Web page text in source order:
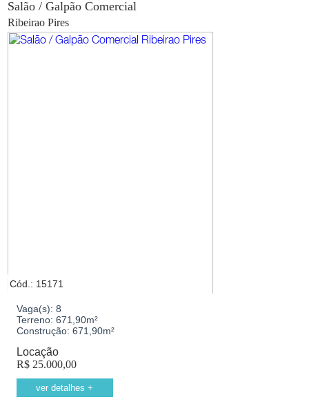
Salão / Galpão Comercial
Ribeirao Pires
Cód.: 15171
Vaga(s): 8
Terreno: 671,90m²
Construção: 671,90m²
Locação
R$25.000,00
ver detalhes +